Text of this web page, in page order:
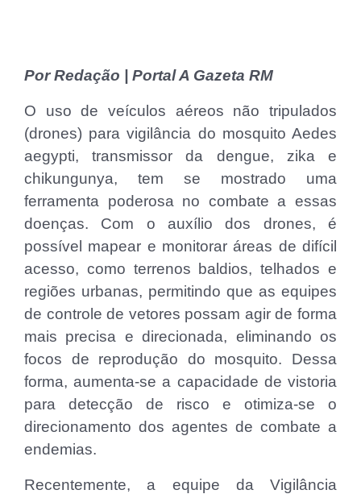
Por Redação | Portal A Gazeta RM
O uso de veículos aéreos não tripulados
(drones) para vigilância do mosquito Aedes
aegypti, transmissor da dengue, zika e
chikungunya, tem se mostrado uma
ferramenta poderosa no combate a essas
doenças. Com o auxílio dos drones, é
possível mapear e monitorar áreas de difícil
acesso, como terrenos baldios, telhados e
regiões urbanas, permitindo que as equipes
de controle de vetores possam agir de forma
mais precisa e direcionada, eliminando os
focos de reprodução do mosquito. Dessa
forma, aumenta-se a capacidade de vistoria
para detecção de risco e otimiza-se o
direcionamento dos agentes de combate a
endemias.
Recentemente, a equipe da Vigilância